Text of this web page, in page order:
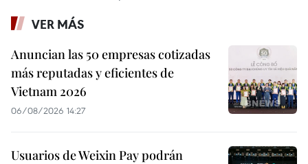
VER MÁS
Anuncian las 50 empresas cotizadas
más reputadas y eficientes de
Vietnam 2026
06/08/2026 14:27
Usuarios de Weixin Pay podrán